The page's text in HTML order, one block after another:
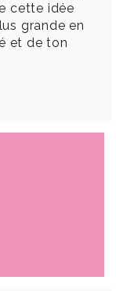
cette idée
grande en
et de ton